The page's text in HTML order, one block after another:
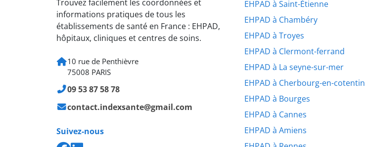
Trouvez facilement les coordonnées et
informations pratiques de tous les
établissements de santé en France : EHPAD,
hôpitaux, cliniques et centres de soins.
10 rue de Penthièvre
75008 PARIS
09 53 87 58 78
contact.indexsante@gmail.com
Suivez-nous
EHPAD à Saint-Étienne
EHPAD à Chambéry
EHPAD à Troyes
EHPAD à Clermont-ferrand
EHPAD à La seyne-sur-mer
EHPAD à Cherbourg-en-cotentin
EHPAD à Bourges
EHPAD à Cannes
EHPAD à Amiens